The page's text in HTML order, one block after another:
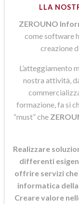
LLA
ZEROUNO
come software
creazione
L’atteggiamento
nostra attività,
formazione, fa si
“must” che
Realizzare
differenti
offrire servizi
informatica
Creare valore